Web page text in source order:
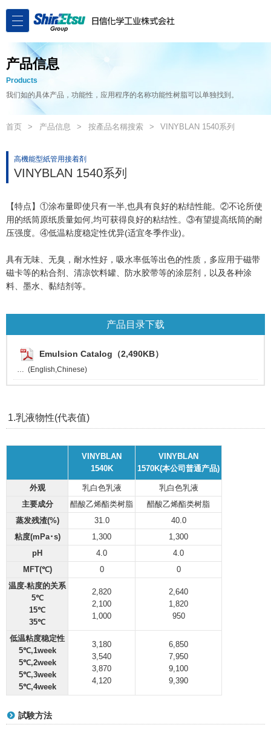
产品信息
Products
我们如的具体产品，功能性，应用程序的名称功能性树脂可以单独找到。
首页 产品信息 按產品名稱搜索 VINYBLAN 1540系列
高機能型紙管用接着剤
VINYBLAN 1540系列
【特点】①涂布量即使只有一半,也具有良好的粘结性能。②不论所使
用的纸筒原纸质量如何,均可获得良好的粘结性。③有望提高纸筒的耐
压强度。④低温粘度稳定性优异(适宜冬季作业)。
具有无味、无臭，耐水性好，吸水率低等出色的性质，多应用于磁带
磁卡等的粘合剂、清凉饮料罐、防水胶带等的涂层剂，以及各种涂
料、墨水、黏结剂等。
产品目录下载
Emulsion Catalog（2,490KB）
(English,Chinese)
1.乳液物性(代表值)
VINYBLAN
1540K
VINYBLAN
1570K(本公司普通产品)
外观 乳白色乳液
乳白色乳液
主要成分
醋酸乙烯酯类树脂
醋酸乙烯酯类树脂
蒸发残渣(%)
31.0
40.0
粘度(mPa･s)
1,300
1,300
pH
4.0
4.0
MFT(℃)
0
0
温度-粘度的关系
5℃
15℃
35℃
2,820
2,100
1,000
2,640
1,820
950
低温粘度稳定性
5℃,1week
5℃,2week
5℃,3week
5℃,4week
3,180
3,540
3,870
4,120
6,850
7,950
9,100
9,390
試験方法